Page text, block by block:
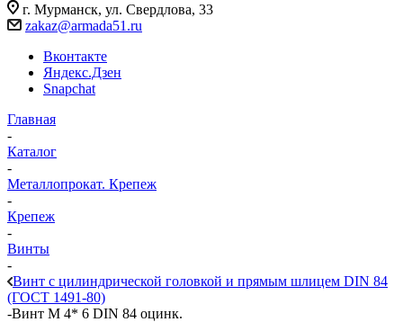
г. Мурманск, ул. Свердлова, 33
zakaz@armada51.ru
Вконтакте
Яндекс.Дзен
Snapchat
Главная
-
Каталог
-
Металлопрокат. Крепеж
-
Крепеж
-
Винты
-
Винт с цилиндрической головкой и прямым шлицем DIN 84
(ГОСТ 1491-80)
-Винт М 4* 6 DIN 84 оцинк.